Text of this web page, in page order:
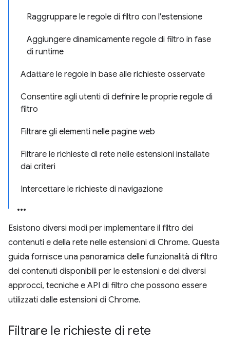
Raggruppare le regole di filtro con l'estensione
Aggiungere dinamicamente regole di filtro in fase
di runtime
Adattare le regole in base alle richieste osservate
Consentire agli utenti di definire le proprie regole di
filtro
Filtrare gli elementi nelle pagine web
Filtrare le richieste di rete nelle estensioni installate
dai criteri
Intercettare le richieste di navigazione
Esistono diversi modi per implementare il filtro dei
contenuti e della rete nelle estensioni di Chrome. Questa
guida fornisce una panoramica delle funzionalità di filtro
dei contenuti disponibili per le estensioni e dei diversi
approcci, tecniche e API di filtro che possono essere
utilizzati dalle estensioni di Chrome.
Filtrare le richieste di rete